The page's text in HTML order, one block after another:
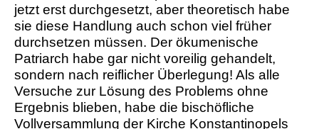
jetzt erst durchgesetzt, aber theoretisch habe
sie diese Handlung auch schon viel früher
durchsetzen müssen. Der ökumenische
Patriarch habe gar nicht voreilig gehandelt,
sondern nach reiflicher Überlegung! Als alle
Versuche zur Lösung des Problems ohne
Ergebnis blieben, habe die bischöfliche
Vollversammlung der Kirche Konstantinopels